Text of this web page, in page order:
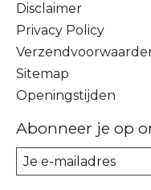
Disclaimer
Privacy Policy
Sitemap
Openingstijden
Abonneer je op